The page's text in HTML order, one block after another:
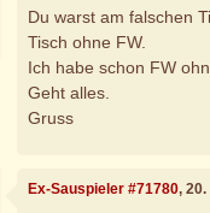
Du warst am falschen
Tisch ohne FW.
Ich habe schon FW
Geht alles.
Gruss
Ex-Sauspieler #71780,